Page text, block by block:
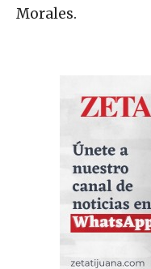
Morales.